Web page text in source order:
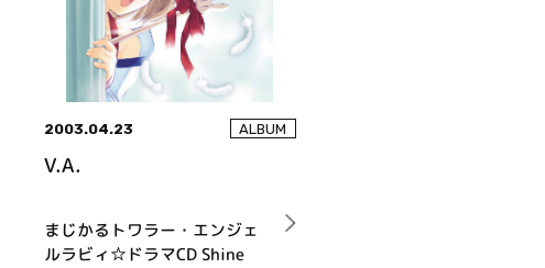
2003.04.23 ALBUM
V.A.
まじかるトワラー・エンジェ
ルラビィ☆ドラマCD Shine